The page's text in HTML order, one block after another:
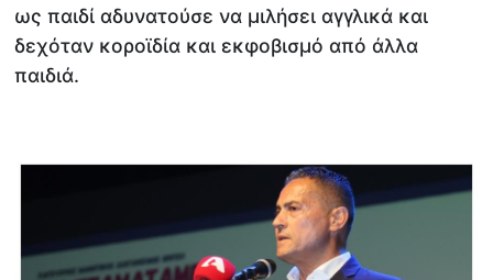
ως παιδί αδυνατούσε να μιλήσει αγγλικά και
δεχόταν κοροϊδία και εκφοβισμό από άλλα
παιδιά.